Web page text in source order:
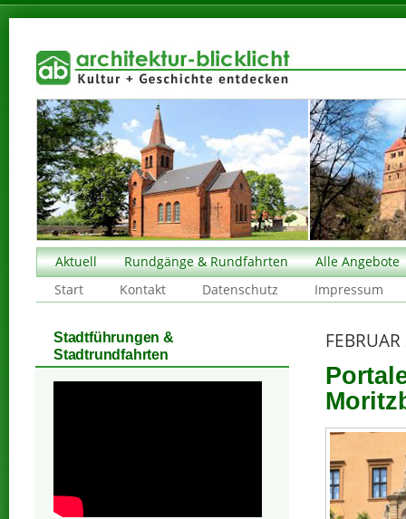
Aktuell Rundgänge & Rundfahrten
Alle Angebote
Start
Kontakt Datenschutz Impressum
Stadtführungen &
Stadtrundfahrten